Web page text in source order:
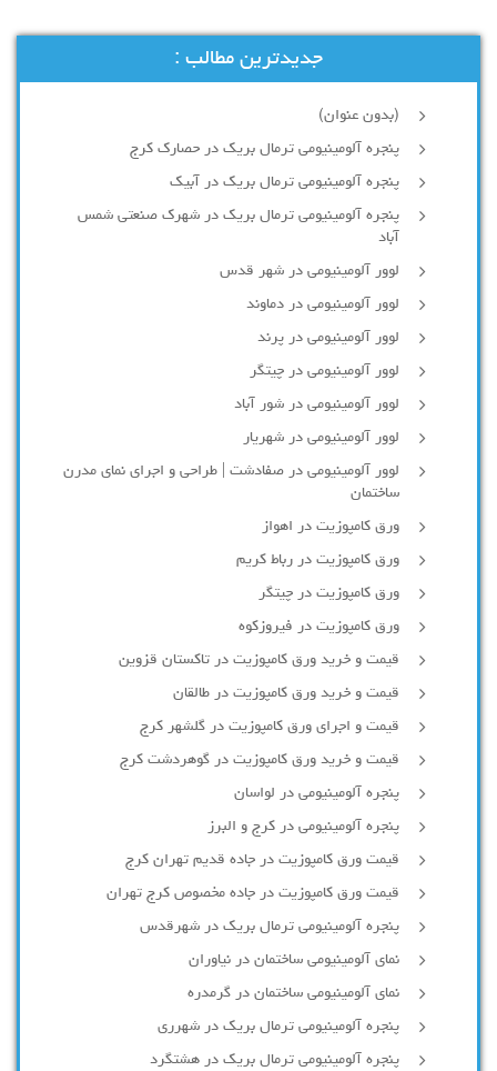
جدیدترین مطالب :
(بدون عنوان)
پنجره آلومینیومی ترمال بریک در حصارک کرج
پنجره آلومینیومی ترمال بریک در آبیک
پنجره آلومینیومی ترمال بریک در شهرک صنعتی شمس
آباد
لوور آلومینیومی در شهر قدس
لوور آلومینیومی در دماوند
لوور آلومینیومی در پرند
لوور آلومینیومی در چیتگر
لوور آلومینیومی در شور آباد
لوور آلومينيومي در شهريار
لوور آلومینیومی در صفادشت | طراحی و اجرای نمای مدرن
ساختمان
ورق کامپوزیت در اهواز
ورق کامپوزیت در رباط کریم
ورق کامپوزیت در چیتگر
ورق کامپوزیت در فیروزکوه
قیمت و خرید ورق کامپوزیت در تاکستان قزوین
قیمت و خرید ورق کامپوزیت در طالقان
قیمت و اجرای ورق کامپوزیت در گلشهر کرج
قیمت و خرید ورق کامپوزیت در گوهردشت کرج
پنجره آلومینیومی در لواسان
پنجره آلومینیومی در کرج و البرز
قیمت ورق کامپوزیت در جاده قدیم تهران کرج
قیمت ورق کامپوزیت در جاده مخصوص کرج تهران
پنجره آلومینیومی ترمال بریک در شهرقدس
نمای آلومینیومی ساختمان در نیاوران
نمای آلومینیومی ساختمان در گرمدره
پنجره آلومینیومی ترمال بریک در شهرری
پنجره آلومینیومی ترمال بریک در هشتگرد